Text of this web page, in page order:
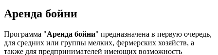
Аренда бойни
Программа "Аренда бойни" предназначена в первую очередь,
для средних или группы мелких, фермерских хозяйств, а
также для предпринимателей имеющих возможность